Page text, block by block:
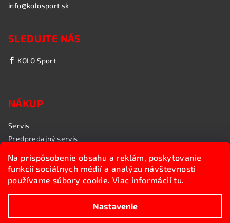
Na prispôsobenie obsahu a reklám, poskytovanie
funkcií sociálnych médií a analýzu návštevnosti
používame súbory cookie. Viac informáciítu.
Nastavenie
info@kolosport.sk
SLEDUJTE NÁS
KOLO Sport
NÁKUP
Servis
Predpredajný servis
Rozvoz bicyklov
Poradenstvo